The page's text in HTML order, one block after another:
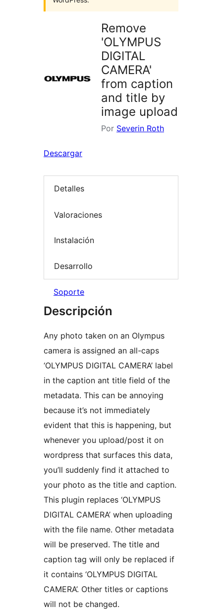
Remove
'OLYMPUS
DIGITAL
CAMERA'
from caption
and title by
image upload
Por Severin Roth
Descargar
Detalles
Valoraciones
Instalación
Desarrollo
Soporte
Descripción
Any photo taken on an Olympus
camera is assigned an all-caps
‘OLYMPUS DIGITAL CAMERA’ label
in the caption ant title field of the
metadata. This can be annoying
because it’s not immediately
evident that this is happening, but
whenever you upload/post it on
wordpress that surfaces this data,
you’ll suddenly find it attached to
your photo as the title and caption.
This plugin replaces ‘OLYMPUS
DIGITAL CAMERA’ when uploading
with the file name. Other metadata
will be preserved. The title and
caption tag will only be replaced if
it contains ‘OLYMPUS DIGITAL
CAMERA’. Other titles or captions
will not be changed.